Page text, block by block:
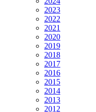
2023
2022
2021
2020
2019
2018
2017
2016
2015
2014
2013
2012